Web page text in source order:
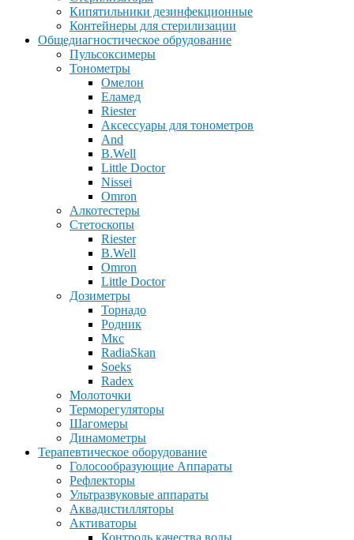
Кипятильники дезинфекционные
Контейнеры для стерилизации
Общедиагностическое обрудование
Пульсоксимеры
Тонометры
Омелон
Еламед
Riester
Аксессуары для тонометров
And
B.Well
Little Doctor
Nissei
Omron
Алкотестеры
Стетоскопы
Riester
B.Well
Omron
Little Doctor
Дозиметры
Торнадо
Родник
Мкс
RadiaSkan
Soeks
Radex
Молоточки
Терморегуляторы
Шагомеры
Динамометры
Терапевтическое оборудование
Голосообразующие Аппараты
Рефлекторы
Ультразвуковые аппараты
Аквадистилляторы
Активаторы
Контроль качества воды